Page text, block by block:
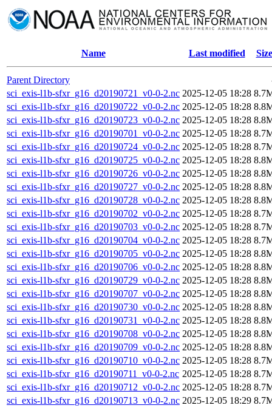
Name Last modified Size
Parent Directory
sci_exis-l1b-sfxr_g16_d20190721_v0-0-2.nc 2025-12-05 18:28
sci_exis-l1b-sfxr_g16_d20190722_v0-0-2.nc 2025-12-05 18:28
sci_exis-l1b-sfxr_g16_d20190723_v0-0-2.nc 2025-12-05 18:28
sci_exis-l1b-sfxr_g16_d20190701_v0-0-2.nc 2025-12-05 18:28
sci_exis-l1b-sfxr_g16_d20190724_v0-0-2.nc 2025-12-05 18:28
sci_exis-l1b-sfxr_g16_d20190725_v0-0-2.nc 2025-12-05 18:28
sci_exis-l1b-sfxr_g16_d20190726_v0-0-2.nc 2025-12-05 18:28
sci_exis-l1b-sfxr_g16_d20190727_v0-0-2.nc 2025-12-05 18:28
sci_exis-l1b-sfxr_g16_d20190728_v0-0-2.nc 2025-12-05 18:28
sci_exis-l1b-sfxr_g16_d20190702_v0-0-2.nc 2025-12-05 18:28
sci_exis-l1b-sfxr_g16_d20190703_v0-0-2.nc 2025-12-05 18:28
sci_exis-l1b-sfxr_g16_d20190704_v0-0-2.nc 2025-12-05 18:28
sci_exis-l1b-sfxr_g16_d20190705_v0-0-2.nc 2025-12-05 18:28
sci_exis-l1b-sfxr_g16_d20190706_v0-0-2.nc 2025-12-05 18:28
sci_exis-l1b-sfxr_g16_d20190729_v0-0-2.nc 2025-12-05 18:28
sci_exis-l1b-sfxr_g16_d20190707_v0-0-2.nc 2025-12-05 18:28
sci_exis-l1b-sfxr_g16_d20190730_v0-0-2.nc 2025-12-05 18:28
sci_exis-l1b-sfxr_g16_d20190731_v0-0-2.nc 2025-12-05 18:28
sci_exis-l1b-sfxr_g16_d20190708_v0-0-2.nc 2025-12-05 18:28
sci_exis-l1b-sfxr_g16_d20190709_v0-0-2.nc 2025-12-05 18:28
sci_exis-l1b-sfxr_g16_d20190710_v0-0-2.nc 2025-12-05 18:28
sci_exis-l1b-sfxr_g16_d20190711_v0-0-2.nc 2025-12-05 18:28
sci_exis-l1b-sfxr_g16_d20190712_v0-0-2.nc 2025-12-05 18:28
sci_exis-l1b-sfxr_g16_d20190713_v0-0-2.nc 2025-12-05 18:29